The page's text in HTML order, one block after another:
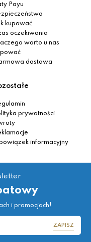
Payu
kupować
oczekiwania
warto u nas
dostawa
prywatności
informacyjny
i promocjach!
ZAPISZ